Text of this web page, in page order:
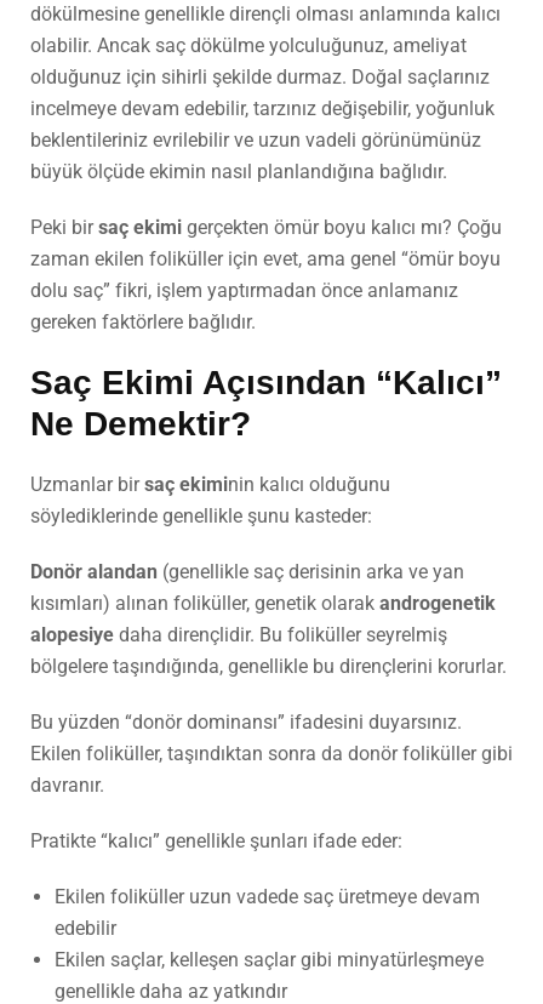
dökülmesine genellikle dirençli olması anlamında kalıcı
olabilir. Ancak saç dökülme yolculuğunuz, ameliyat
olduğunuz için sihirli şekilde durmaz. Doğal saçlarınız
incelmeye devam edebilir, tarzınız değişebilir, yoğunluk
beklentileriniz evrilebilir ve uzun vadeli görünümünüz
büyük ölçüde ekimin nasıl planlandığına bağlıdır.
Peki birsaç ekimi gerçekten ömür boyu kalıcı mı? Çoğu
zaman ekilen foliküller için evet, ama genel “ömür boyu
dolu saç” fikri, işlem yaptırmadan önce anlamanız
gereken faktörlere bağlıdır.
Saç Ekimi Açısından “Kalıcı”
Ne Demektir?
Uzmanlar birsaç ekiminin kalıcı olduğunu
söylediklerinde genellikle şunu kasteder:
Donör alandan (genellikle saç derisinin arka ve yan
kısımları) alınan foliküller, genetik olarak androgenetik
alopesiye daha dirençlidir. Bu foliküller seyrelmiş
bölgelere taşındığında, genellikle bu dirençlerini korurlar.
Bu yüzden “donör dominansı” ifadesini duyarsınız.
Ekilen foliküller, taşındıktan sonra da donör foliküller gibi
davranır.
Pratikte “kalıcı” genellikle şunları ifade eder:
Ekilen foliküller uzun vadede saç üretmeye devam
edebilir
Ekilen saçlar, kelleşen saçlar gibi minyatürleşmeye
genellikle daha az yatkındır